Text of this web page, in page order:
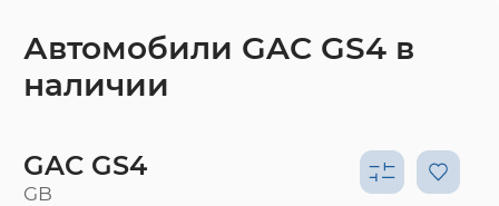
Автомобили GAC GS4 в
наличии
GAC GS4
GB